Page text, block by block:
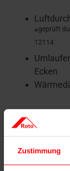
Zustimmung
*geprüft
12114
Ecken